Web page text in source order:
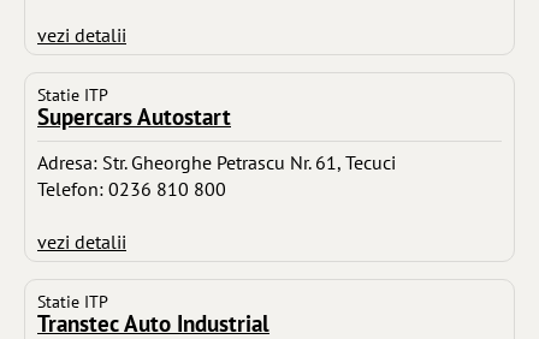
vezi detalii
Statie ITP
Supercars Autostart
Adresa: Str. Gheorghe Petrascu Nr. 61, Tecuci
Telefon: 0236 810 800
vezi detalii
Statie ITP
Transtec Auto Industrial